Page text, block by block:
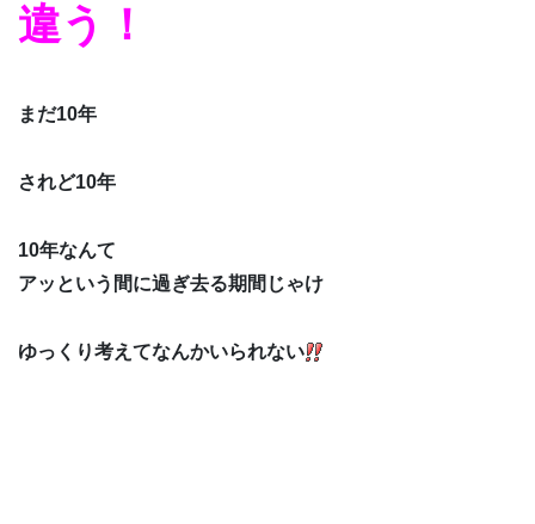
違う！
まだ10年
されど10年
10年なんて
アッという間に過ぎ去る期間じゃけ
ゆっくり考えてなんかいられない